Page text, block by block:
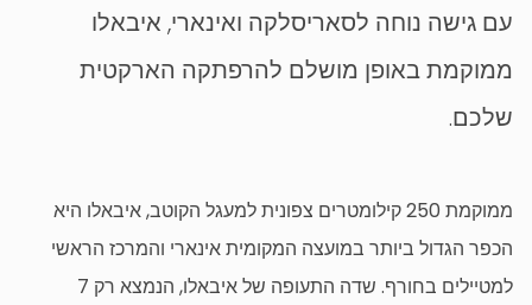
עם גישה נוחה לסאריסלקה ואינארי, איבאלו
ממוקמת באופן מושלם להרפתקה הארקטית
שלכם.
ממוקמת 250 קילומטרים צפונית למעגל הקוטב, איבאלו היא
הכפר הגדול ביותר במועצה המקומית אינארי והמרכז הראשי
למטיילים בחורף. שדה התעופה של איבאלו, הנמצא רק 7